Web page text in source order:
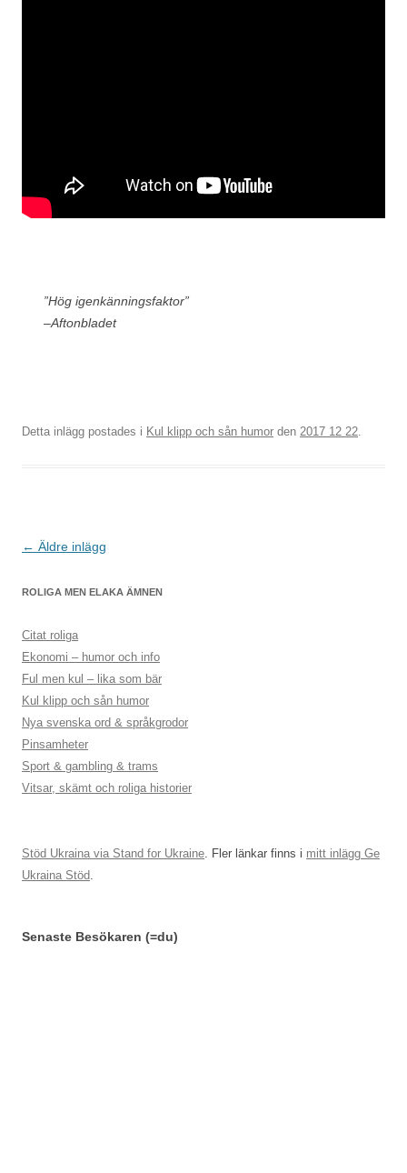
”Hög igenkänningsfaktor”
–Aftonbladet
Detta inlägg postades i Kul klipp och sån humor den 2017 12 22.
Inläggsnavigering
← Äldre inlägg
ROLIGA MEN ELAKA ÄMNEN
Citat roliga
Ekonomi – humor och info
Ful men kul – lika som bär
Kul klipp och sån humor
Nya svenska ord & språkgrodor
Pinsamheter
Sport & gambling & trams
Vitsar, skämt och roliga historier
Stöd Ukraina via Stand for Ukraine. Fler länkar finns i mitt inlägg Ge
Ukraina Stöd.
Senaste Besökaren (=du)